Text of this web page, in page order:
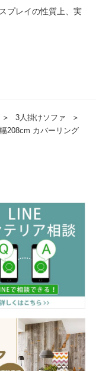
プレイの性質上、実
＞ 3人掛けソファ
＞
208cm カバーリング